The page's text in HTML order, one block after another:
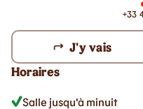
+33
J'y vais
Horaires
Salle jusqu'à minuit